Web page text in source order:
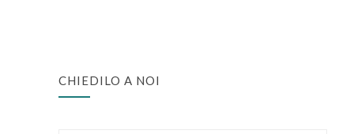
CHIEDILO A NOI